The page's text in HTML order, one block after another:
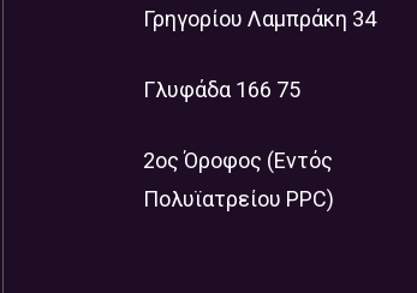
Γρηγορίου Λαμπράκη 34
Γλυφάδα 166 75
2ος Όροφος (Εντός
Πολυϊατρείου PPC)